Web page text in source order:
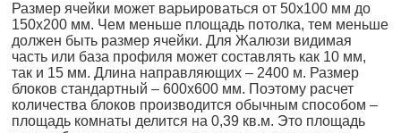
Размер ячейки может варьироваться от 50х100 мм до
150х200 мм. Чем меньше площадь потолка, тем меньше
должен быть размер ячейки. Для Жалюзи видимая
часть или база профиля может составлять как 10 мм,
так и 15 мм. Длина направляющих – 2400 м. Размер
блоков стандартный – 600х600 мм. Поэтому расчет
количества блоков производится обычным способом –
площадь комнаты делится на 0,39 кв.м. Это площадь